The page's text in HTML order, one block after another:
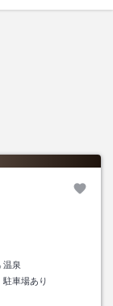
温泉
駐車場あり